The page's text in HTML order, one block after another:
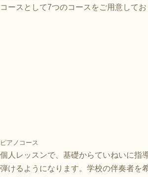
コースとして7つのコースをご用意してお
ピアノコース
個人レッスンで、基礎からていねいに指
弾けるようになります。学校の伴奏者を